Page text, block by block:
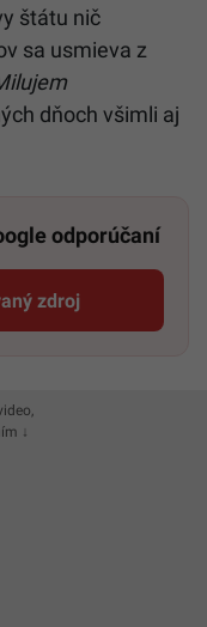
štátu nič
sa usmieva z
dňoch všimli aj
odporúčaní
zdroj
odkaz sa otvorí v
↓